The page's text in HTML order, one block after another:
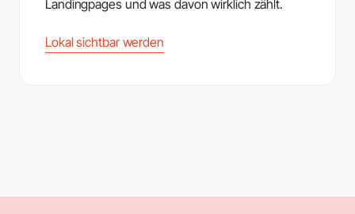
Landingpages und was davon wirklich zählt.
Lokal sichtbar werden